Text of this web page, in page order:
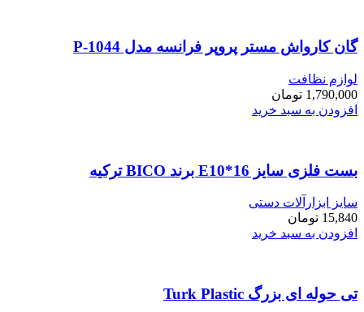
گان کارواش مستر پروپر فرانسه مدل P-1044
لوازم نظافت
1,790,000 تومان
افزودن به سبد خرید
بست فلزی سایز E10*16 برند BICO ترکیه
سایز ابزارآلات دستی
15,840 تومان
افزودن به سبد خرید
تی حوله ای بزرگ Turk Plastic